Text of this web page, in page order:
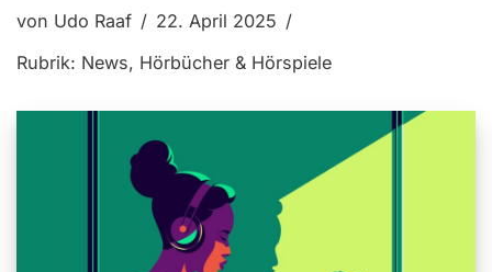
von Udo Raaf
22. April 2025
Rubrik: News, Hörbücher & Hörspiele